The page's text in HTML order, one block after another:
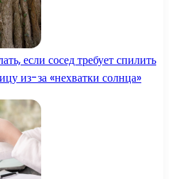
если сосед требует спилить
из-за «нехватки солнца»